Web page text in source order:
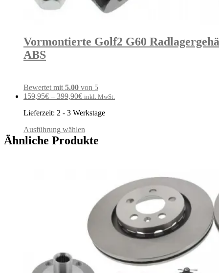
Vormontierte Golf2 G60
ABS
Bewertet mit5.00 von 5
159,95€ – 399,90€ inkl. MwSt.
Lieferzeit: 2 - 3 Werkstage
Ausführung wählen
Ähnliche Produkte